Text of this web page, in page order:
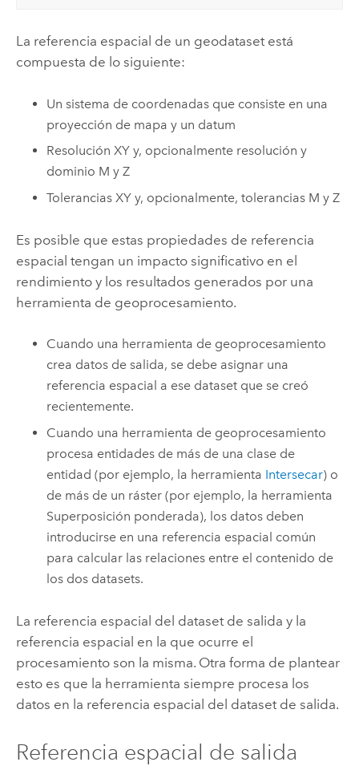
La referencia espacial de un geodataset está
compuesta de lo siguiente:
Un sistema de coordenadas que consiste en una
proyección de mapa y un datum
Resolución XY y, opcionalmente resolución y
dominio M y Z
Tolerancias XY y, opcionalmente, tolerancias M y Z
Es posible que estas propiedades de referencia
espacial tengan un impacto significativo en el
rendimiento y los resultados generados por una
herramienta de geoprocesamiento.
Cuando una herramienta de geoprocesamiento
crea datos de salida, se debe asignar una
referencia espacial a ese dataset que se creó
recientemente.
Cuando una herramienta de geoprocesamiento
procesa entidades de más de una clase de
entidad (por ejemplo, la herramienta Intersecar) o
de más de un ráster (por ejemplo, la herramienta
Superposición ponderada), los datos deben
introducirse en una referencia espacial común
para calcular las relaciones entre el contenido de
los dos datasets.
La referencia espacial del dataset de salida y la
referencia espacial en la que ocurre el
procesamiento son la misma. Otra forma de plantear
esto es que la herramienta siempre procesa los
datos en la referencia espacial del dataset de salida.
Referencia espacial de salida